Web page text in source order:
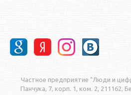
Частное предприятие "Люди и
Панчука, 7, корп. 1, ком. 2, 211162,